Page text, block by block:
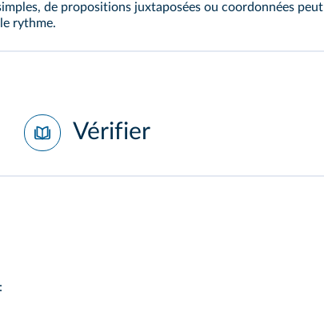
de propositions juxtaposées ou coordonnées peut
le rythme.
Vérifier